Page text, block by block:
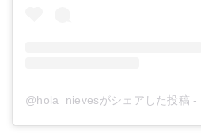
@hola_nievesがシェアした投稿 -